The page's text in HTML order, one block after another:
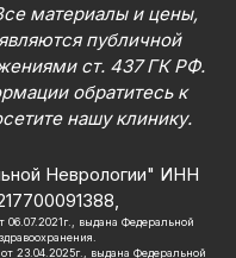
материалы и цены,
публичной
ст. 437 ГК РФ.
обратитесь к
нашу клинику.
Неврологии" ИНН
06.07.2021г., выдана Федеральной
23.04.2025г., выдана Федеральной